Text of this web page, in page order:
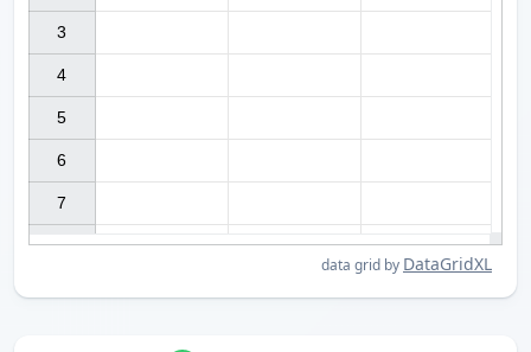
3
4
5
6
7
data grid by DataGridXL